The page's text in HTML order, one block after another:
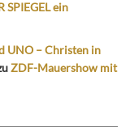
SPIEGEL ein
UNO – Christen in
ZDF-Mauershow mit